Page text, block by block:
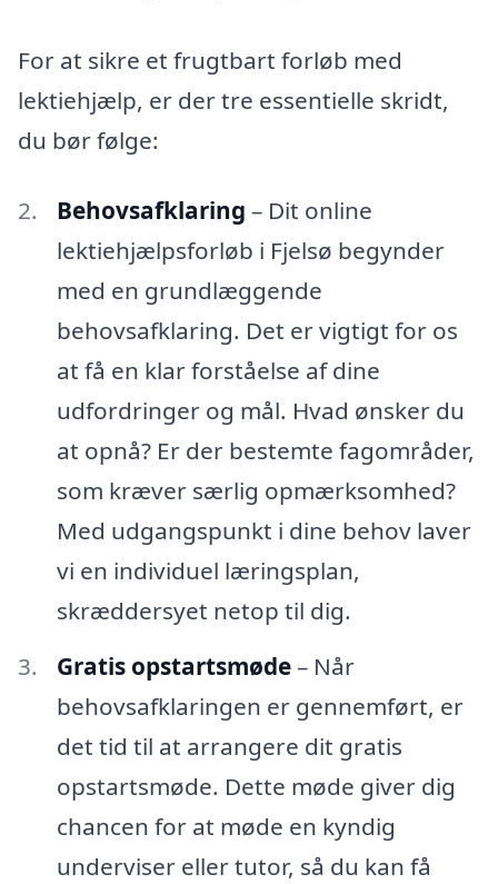
For at sikre et frugtbart forløb med
lektiehjælp, er der tre essentielle skridt,
du bør følge:
Behovsafklaring – Dit online
lektiehjælpsforløb i Fjelsø begynder
med en grundlæggende
behovsafklaring. Det er vigtigt for os
at få en klar forståelse af dine
udfordringer og mål. Hvad ønsker du
at opnå? Er der bestemte fagområder,
som kræver særlig opmærksomhed?
Med udgangspunkt i dine behov laver
vi en individuel læringsplan,
skræddersyet netop til dig.
Gratis opstartsmøde– Når
behovsafklaringen er gennemført, er
det tid til at arrangere dit gratis
opstartsmøde. Dette møde giver dig
chancen for at møde en kyndig
underviser eller tutor, så du kan få